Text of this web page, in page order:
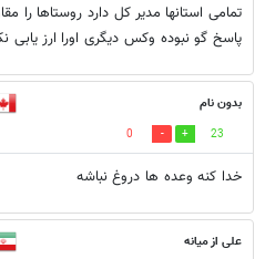
تمامی استانها مدیر کل دارد روستاها را
پاسخ گو نبوده وکس دیگری اورا ارز یابی
بدون نام
23
0
خدا کنه وعده ها دروغ نباشه
علی از میانه